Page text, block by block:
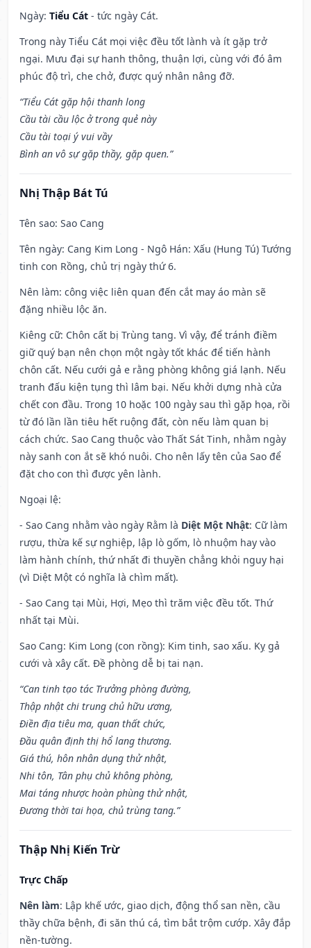
Ngày: Tiểu Cát - tức ngày Cát.
Trong này Tiểu Cát mọi việc đều tốt lành và ít gặp trở
ngại. Mưu đại sự hanh thông, thuận lợi, cùng với đó âm
phúc độ trì, che chở, được quý nhân nâng đỡ.
“Tiểu Cát gặp hội thanh long
Cầu tài cầu lộc ở trong quẻ này
Cầu tài toại ý vui vầy
Bình an vô sự gặp thầy, gặp quen.”
Nhị Thập Bát Tú
Tên sao: Sao Cang
Tên ngày: Cang Kim Long - Ngô Hán: Xấu (Hung Tú) Tướng
tinh con Rồng, chủ trị ngày thứ 6.
Nên làm: công việc liên quan đến cắt may áo màn sẽ
đặng nhiều lộc ăn.
Kiêng cữ: Chôn cất bị Trùng tang. Vì vậy, để tránh điềm
giữ quý bạn nên chọn một ngày tốt khác để tiến hành
chôn cất. Nếu cưới gả e rằng phòng không giá lạnh. Nếu
tranh đấu kiện tụng thì lâm bại. Nếu khởi dựng nhà cửa
chết con đầu. Trong 10 hoặc 100 ngày sau thì gặp họa, rồi
từ đó lần lần tiêu hết ruộng đất, còn nếu làm quan bị
cách chức. Sao Cang thuộc vào Thất Sát Tinh, nhằm ngày
này sanh con ắt sẽ khó nuôi. Cho nên lấy tên của Sao để
đặt cho con thì được yên lành.
Ngoại lệ:
- Sao Cang nhằm vào ngày Rằm là Diệt Một Nhật: Cữ làm
rượu, thừa kế sự nghiệp, lập lò gốm, lò nhuộm hay vào
làm hành chính, thứ nhất đi thuyền chẳng khỏi nguy hại
(vì Diệt Một có nghĩa là chìm mất).
- Sao Cang tại Mùi, Hợi, Mẹo thì trăm việc đều tốt. Thứ
nhất tại Mùi.
Sao Cang: Kim Long (con rồng): Kim tinh, sao xấu. Kỵ gả
cưới và xây cất. Đề phòng dễ bị tai nạn.
“Can tinh tạo tác Trưởng phòng đường,
Thập nhật chi trung chủ hữu ương,
Điền địa tiêu ma, quan thất chức,
Đầu quân định thị hổ lang thương.
Giá thú, hôn nhân dụng thử nhật,
Nhi tôn, Tân phụ chủ không phòng,
Mai táng nhược hoàn phùng thử nhật,
Đương thời tai họa, chủ trùng tang.”
Thập Nhị Kiến Trừ
Trực Chấp
Nên làm: Lập khế ước, giao dịch, động thổ san nền, cầu
thầy chữa bệnh, đi săn thú cá, tìm bắt trộm cướp. Xây đắp
nền-tường.